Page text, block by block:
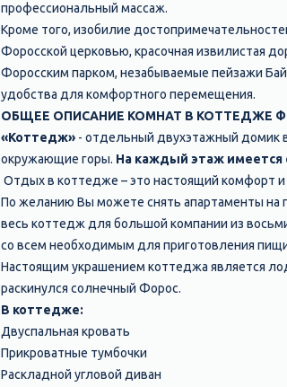
профессиональный массаж.
Кроме того, изобилие
Форосской церковью, красочная извилистая
Форосским парком, незабываемые пейзажи
удобства для комфортного перемещения.
ОБЩЕЕ ОПИСАНИЕ КОМНАТ В КОТТЕДЖЕ
«Коттедж»- отдельный двухэтажный домик
окружающие горы. На каждый этаж имеется
Отдых в коттедже – это настоящий комфорт и
По желанию Вы можете снять апартаменты на
весь коттедж для большой компании из
со всем необходимым для приготовления
Настоящим украшением коттеджа является
раскинулся солнечный Форос.
В коттедже:
Двуспальная кровать
Прикроватные тумбочки
Раскладной угловой диван